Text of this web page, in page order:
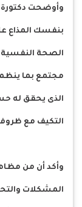
وأوضحت دكتورة
بنفسك المذاع
الصحة النفسية
مجتمع بما
الذى يحقق له
التكيف مع
وأكد أن من
المشكلات